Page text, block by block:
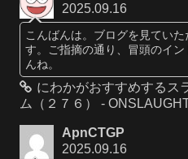
2025.09.16
こんばんは。ブログを見てい
す。ご指摘の通り、冒頭のイ
んね。
にわかがおすすめするス
ム（２７６） -
ApnCTGP
2025.09.16